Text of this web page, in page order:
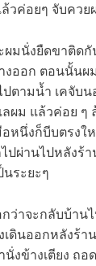
ล้วค่อยๆ จับควย
ผมนั่งยืดขาติด
างออก ตอนนั้น
ตามน้ำ เคจับน
ผม แล้วค่อย ๆ
อหนึ่งก็บีบตรงใ
ผ่านไปหลังร้า
นระยะๆ
าจะกลับบ้านไ
ดินออกหลังร้า
งข้างเตียง ถอ